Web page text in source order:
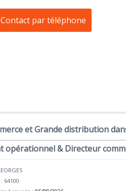
Contact par téléphone
et Grande distribution
opérationnel & Directeur
: 64100